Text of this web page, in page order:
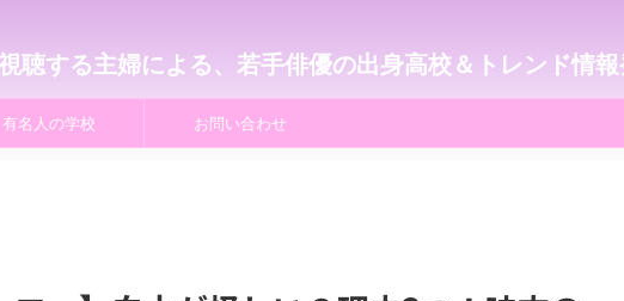
聴する主婦による、若手俳優の出身高校＆トレンド情
有名人の学校 お問い合わせ